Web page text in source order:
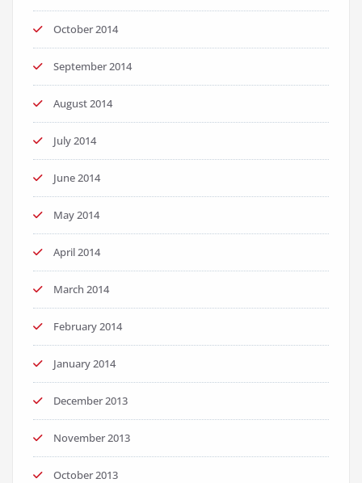
October 2014
September 2014
August 2014
July 2014
June 2014
May 2014
April 2014
March 2014
February 2014
January 2014
December 2013
November 2013
October 2013